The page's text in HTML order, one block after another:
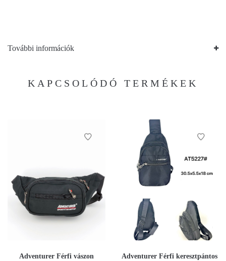
További információk
KAPCSOLÓDÓ TERMÉKEK
Adventurer Férfi vászon
Adventurer Férfi keresztpántos